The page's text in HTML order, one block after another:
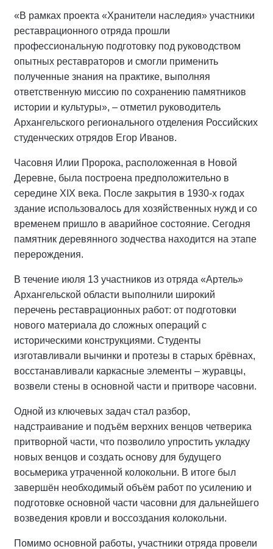
«В рамках проекта «Хранители наследия» участники
реставрационного отряда прошли
профессиональную подготовку под руководством
опытных реставраторов и смогли применить
полученные знания на практике, выполняя
ответственную миссию по сохранению памятников
истории и культуры», – отметил руководитель
Архангельского регионального отделения Российских
студенческих отрядов Егор Иванов.
Часовня Илии Пророка, расположенная в Новой
Деревне, была построена предположительно в
середине XIX века. После закрытия в 1930-х годах
здание использовалось для хозяйственных нужд и со
временем пришло в аварийное состояние. Сегодня
памятник деревянного зодчества находится на этапе
перерождения.
В течение июля 13 участников из отряда «Артель»
Архангельской области выполнили широкий
перечень реставрационных работ: от подготовки
нового материала до сложных операций с
историческими конструкциями. Студенты
изготавливали вычинки и протезы в старых брёвнах,
восстанавливали каркасные элементы – журавцы,
возвели стены в основной части и притворе часовни.
Одной из ключевых задач стал разбор,
надстраивание и подъём верхних венцов четверика
притворной части, что позволило упростить укладку
новых венцов и создать основу для будущего
восьмерика утраченной колокольни. В итоге был
завершён необходимый объём работ по усилению и
подготовке основной части часовни для дальнейшего
возведения кровли и воссоздания колокольни.
Помимо основной работы, участники отряда провели